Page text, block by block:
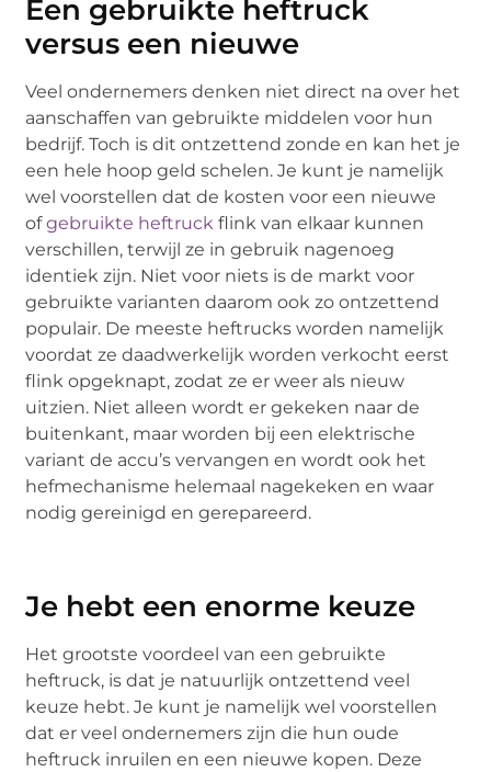
Een gebruikte heftruck
versus een nieuwe
Veel ondernemers denken niet direct na over het
aanschaffen van gebruikte middelen voor hun
bedrijf. Toch is dit ontzettend zonde en kan het je
een hele hoop geld schelen. Je kunt je namelijk
wel voorstellen dat de kosten voor een nieuwe
ofgebruikte heftruck flink van elkaar kunnen
verschillen, terwijl ze in gebruik nagenoeg
identiek zijn. Niet voor niets is de markt voor
gebruikte varianten daarom ook zo ontzettend
populair. De meeste heftrucks worden namelijk
voordat ze daadwerkelijk worden verkocht eerst
flink opgeknapt, zodat ze er weer als nieuw
uitzien. Niet alleen wordt er gekeken naar de
buitenkant, maar worden bij een elektrische
variant de accu’s vervangen en wordt ook het
hefmechanisme helemaal nagekeken en waar
nodig gereinigd en gerepareerd.
Je hebt een enorme keuze
Het grootste voordeel van een gebruikte
heftruck, is dat je natuurlijk ontzettend veel
keuze hebt. Je kunt je namelijk wel voorstellen
dat er veel ondernemers zijn die hun oude
heftruck inruilen en een nieuwe kopen. Deze